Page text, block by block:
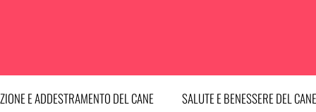
E ADDESTRAMENTO DEL CANE
SALUTE E BENESSERE DEL CANE